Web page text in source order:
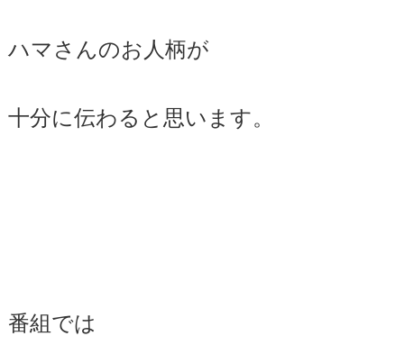
ハマさんのお人柄が
十分に伝わると思います。
番組では